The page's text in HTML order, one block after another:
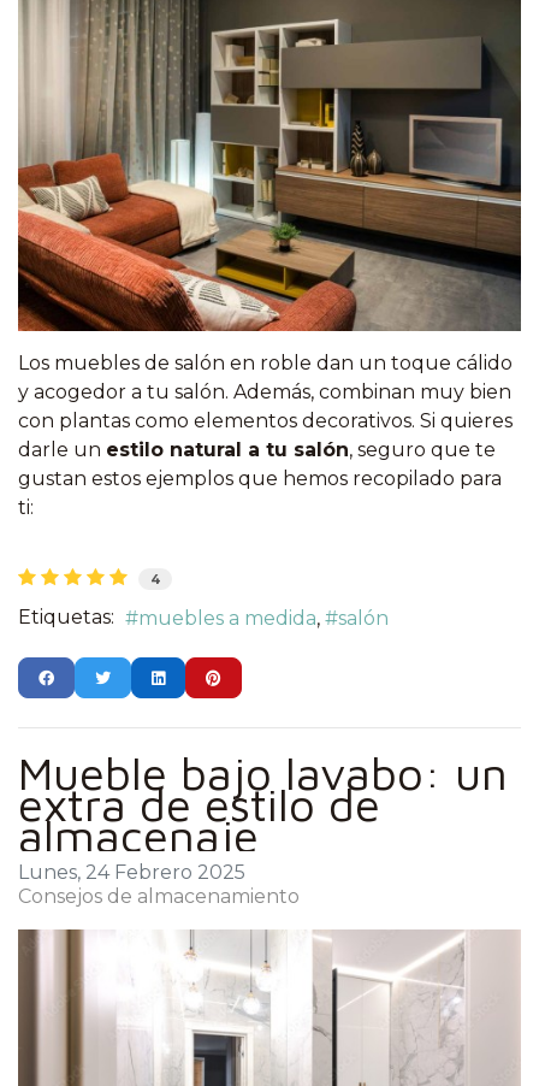
Los muebles de salón en roble dan un toque cálido
y acogedor a tu salón. Además, combinan muy bien
con plantas como elementos decorativos. Si quieres
darle un estilo natural a tu salón, seguro que te
gustan estos ejemplos que hemos recopilado para
ti:
4
Etiquetas: muebles a medida salón
Mueble bajo lavabo: un
extra de estilo de
almacenaje
Lunes, 24 Febrero 2025
Consejos de almacenamiento